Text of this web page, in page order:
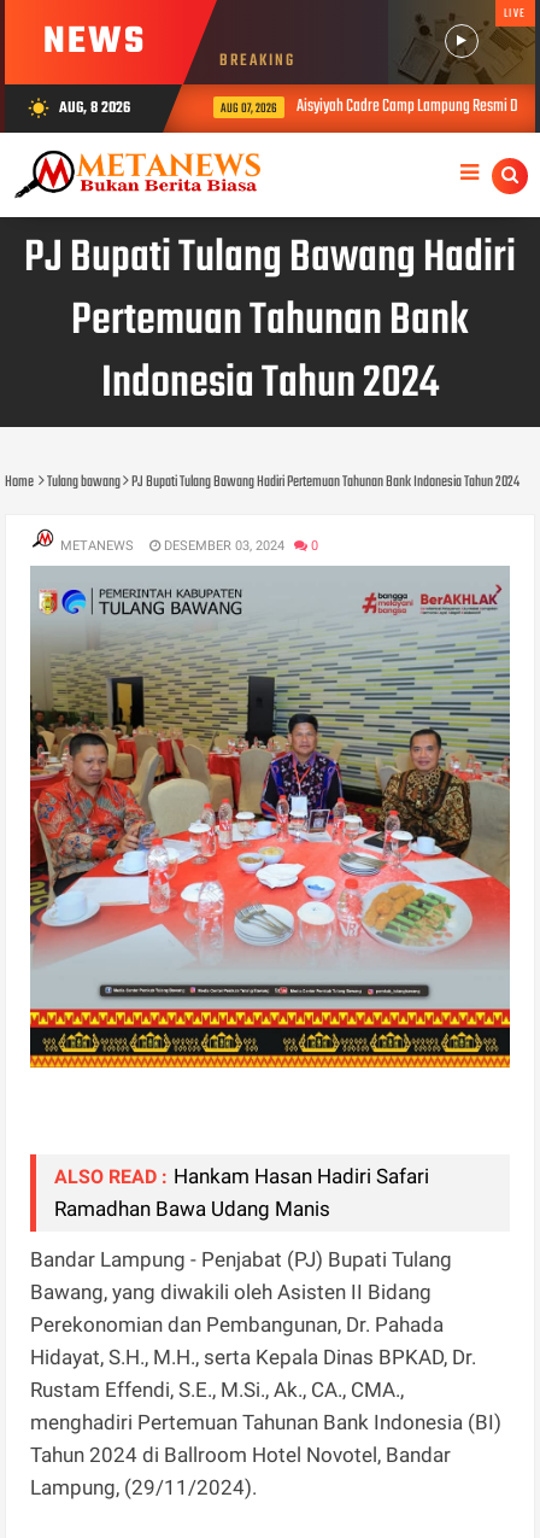
NEWS BREAKING
LIVE
wb_sunny AUG, 8 2026 AUG 07, 2026 Aisyiyah Cadre Camp Lampung Resmi
PJ Bupati Tulang Bawang Hadiri
Pertemuan Tahunan Bank
Indonesia Tahun 2024
Home Tulang bawang PJ Bupati Tulang Bawang Hadiri Pertemuan Tahunan Bank Indonesia Tahun 2024
METANEWS DESEMBER 03, 2024 0
ALSO READ : Hankam Hasan Hadiri Safari
Ramadhan Bawa Udang Manis
Bandar Lampung - Penjabat (PJ) Bupati Tulang
Bawang, yang diwakili oleh Asisten II Bidang
Perekonomian dan Pembangunan, Dr. Pahada
Hidayat, S.H., M.H., serta Kepala Dinas BPKAD, Dr.
Rustam Effendi, S.E., M.Si., Ak., CA., CMA.,
menghadiri Pertemuan Tahunan Bank Indonesia (BI)
Tahun 2024 di Ballroom Hotel Novotel, Bandar
Lampung, (29/11/2024).